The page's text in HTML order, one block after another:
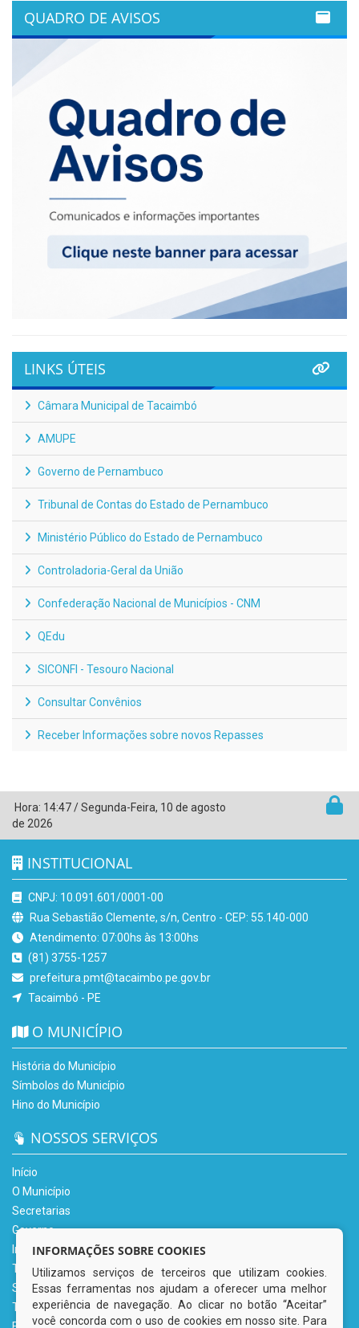
QUADRO DE AVISOS
LINKS ÚTEIS
Câmara Municipal de Tacaimbó
AMUPE
Governo de Pernambuco
Tribunal de Contas do Estado de Pernambuco
Ministério Público do Estado de Pernambuco
Controladoria-Geral da União
Confederação Nacional de Municípios - CNM
QEdu
SICONFI - Tesouro Nacional
Consultar Convênios
Receber Informações sobre novos Repasses
Hora: 14:47/Segunda-Feira, 10 de agosto
de 2026
INSTITUCIONAL
CNPJ: 10.091.601/0001-00
Rua Sebastião Clemente, s/n, Centro - CEP: 55.140-000
Atendimento: 07:00hs às 13:00hs
(81) 3755-1257
prefeitura.pmt@tacaimbo.pe.gov.br
Tacaimbó - PE
O MUNICÍPIO
História do Município
Símbolos do Município
Hino do Município
NOSSOS SERVIÇOS
Início
O Município
Secretarias
Governo
Informe-se
Transparência
Serviços Digitais
Tributário
INFORMAÇÕES SOBRE COOKIES
Utilizamos serviços de terceiros que utilizam cookies.
Essas ferramentas nos ajudam a oferecer uma melhor
experiência de navegação. Ao clicar no botão “Aceitar”
você concorda com o uso de cookies em nosso site. Para